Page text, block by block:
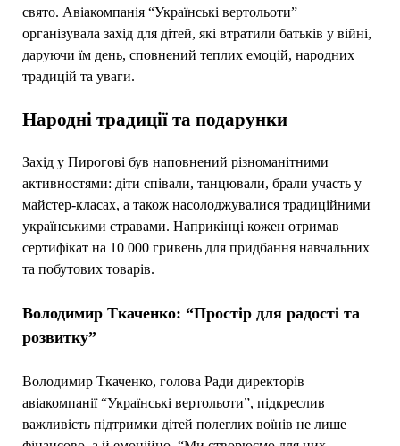
свято. Авіакомпанія “Українські вертольоти”
організувала захід для дітей, які втратили батьків у війні,
даруючи їм день, сповнений теплих емоцій, народних
традицій та уваги.
Народні традиції та подарунки
Захід у Пирогові був наповнений різноманітними
активностями: діти співали, танцювали, брали участь у
майстер-класах, а також насолоджувалися традиційними
українськими стравами. Наприкінці кожен отримав
сертифікат на 10 000 гривень для придбання навчальних
та побутових товарів.
Володимир Ткаченко: “Простір для радості та
розвитку”
Володимир Ткаченко, голова Ради директорів
авіакомпанії “Українські вертольоти”, підкреслив
важливість підтримки дітей полеглих воїнів не лише